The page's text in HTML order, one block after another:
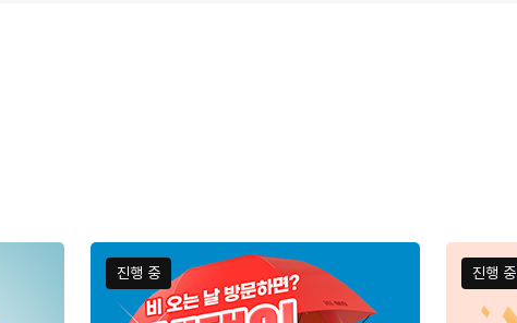
진행 중 진행 중